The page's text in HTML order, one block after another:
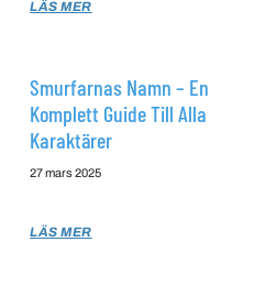
LÄS MER
Smurfarnas Namn – En
Komplett Guide Till Alla
Karaktärer
27 mars 2025
LÄS MER